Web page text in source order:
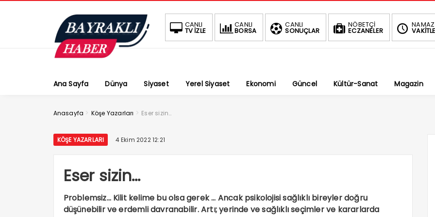
CANLI
TV İZLE
CANLI
BORSA
CANLI
SONUÇLAR
NÖBETÇİ
ECZANELER
NAMAZ
BIST
-1.02% 1.696,53
DOLAR
% 47,5745
Ana Sayfa Dünya Siyaset Yerel Siyaset Ekonomi Güncel Kültür-Sanat Magazin
Anasayfa > Köşe Yazarları > Eser sizin…
KÖŞE YAZARLARI 4 Ekim 2022 12:21
Eser sizin…
Problemsiz… Kilit kelime bu olsa gerek … Ancak psikolojisi sağlıklı bireyler doğru
düşünebilir ve erdemli davranabilir. Artı; yerinde ve sağlıklı seçimler ve kararlarda